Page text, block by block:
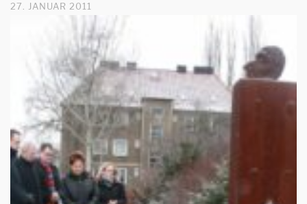
27. JANUAR 2011